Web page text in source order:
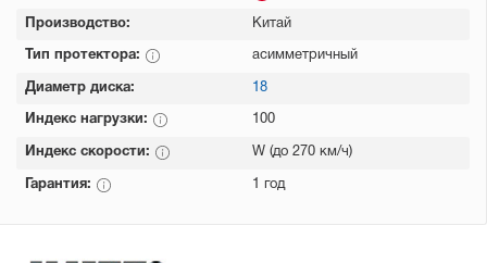
Производство: Китай
Тип протектора: асимметричный
Диаметр диска: 18
Индекс нагрузки: 100
Индекс скорости: W (до 270 км/ч)
Гарантия: 1 год